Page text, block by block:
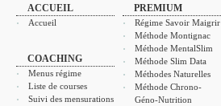
ACCUEIL
Accueil
COACHING
Menus régime
Liste de courses
Suivi des mensurations
PREMIUM
Régime Savoir Maigrir
Méthode Montignac
Méthode MentalSlim
Méthode Slim Data
Méthodes Naturelles
Méthode Chrono-
Géno-Nutrition